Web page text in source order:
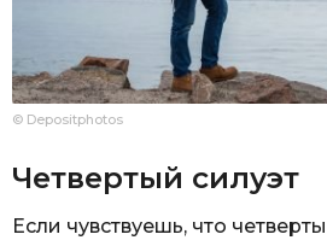
© Depositphotos
Четвертый силуэт
Если чувствуешь, что